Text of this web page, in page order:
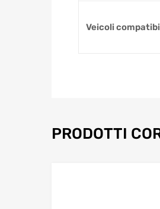
Veicoli
PRODOTTI